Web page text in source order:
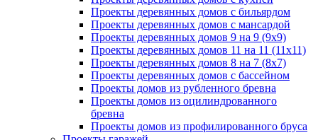
Проекты деревянных домов с бильярдом
Проекты деревянных домов с мансардой
Проекты деревянных домов 9 на 9 (9x9)
Проекты деревянных домов 11 на 11 (11x11)
Проекты деревянных домов 8 на 7 (8x7)
Проекты деревянных домов с бассейном
Проекты домов из рубленного бревна
Проекты домов из оцилиндрованного
бревна
Проекты домов из профилированного бруса